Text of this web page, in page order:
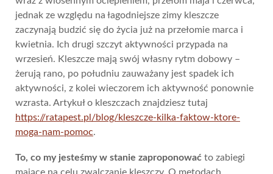
jednak ze względu na łagodniejsze zimy kleszcze
zaczynają budzić się do życia już na przełomie marca i
kwietnia. Ich drugi szczyt aktywności przypada na
wrzesień. Kleszcze mają swój własny rytm dobowy –
żerują rano, po południu zauważany jest spadek ich
aktywności, z kolei wieczorem ich aktywność ponownie
wzrasta. Artykuł o kleszczach znajdziesz tutaj
https://ratapest.pl/blog/kleszcze-kilka-faktow-ktore-
moga-nam-pomoc.
To, co my jesteśmy w stanie zaproponować to zabiegi